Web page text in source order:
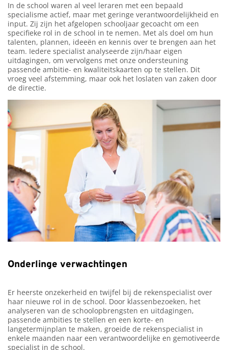
In de school waren al veel leraren met een bepaald
specialisme actief, maar met geringe verantwoordelijkheid en
input. Zij zijn het afgelopen schooljaar gecoacht om een
specifieke rol in de school in te nemen. Met als doel om hun
talenten, plannen, ideeën en kennis over te brengen aan het
team. Iedere specialist analyseerde zijn/haar eigen
uitdagingen, om vervolgens met onze ondersteuning
passende ambitie- en kwaliteitskaarten op te stellen. Dit
vroeg veel afstemming, maar ook het loslaten van zaken door
de directie.
Onderlinge verwachtingen
Er heerste onzekerheid en twijfel bij de rekenspecialist over
haar nieuwe rol in de school. Door klassenbezoeken, het
analyseren van de schoolopbrengsten en uitdagingen,
passende ambities te stellen en een korte- en
langetermijnplan te maken, groeide de rekenspecialist in
enkele maanden naar een verantwoordelijke en gemotiveerde
specialist in de school.